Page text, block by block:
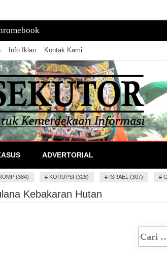
Info Iklan Kontak Kami
ADVERTORIAL
(384) # KORUPSI (328) # ISRAEL (307) #
Kebakaran Hutan